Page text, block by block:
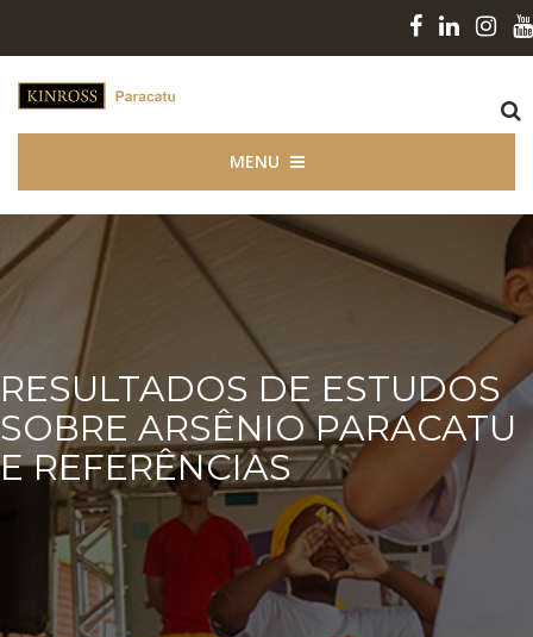
MENU
RESULTADOS DE ESTUDOS
SOBRE ARSÊNIO PARACATU
E REFERÊNCIAS